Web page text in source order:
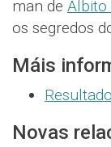
man de Albito
os segredos
Máis
Novas